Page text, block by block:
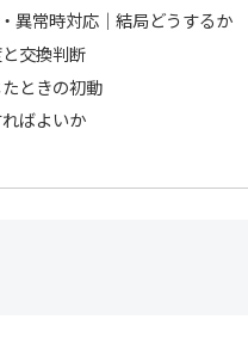
異常時対応｜結局どうするか
交換判断
ときの初動
ばよいか